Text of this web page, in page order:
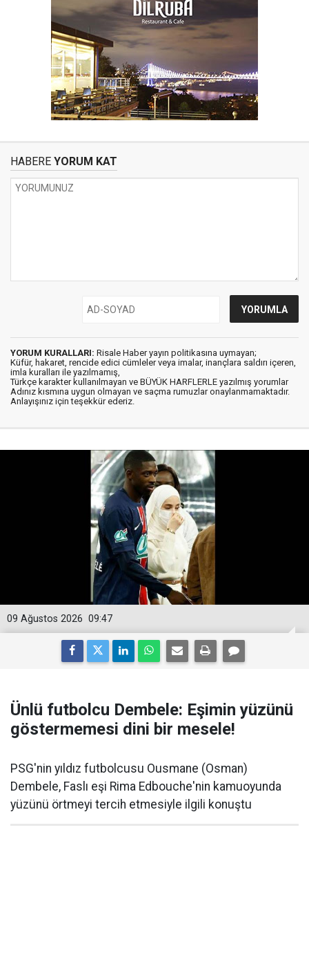
HABERE YORUM KAT
YORUM KURALLARI: Risale Haber yayın politikasına uymayan;
Küfür, hakaret, rencide edici cümleler veya imalar, inançlara saldırı içeren,
imla kuralları ile yazılmamış,
Türkçe karakter kullanılmayan ve BÜYÜK HARFLERLE yazılmış yorumlar
Adınız kısmına uygun olmayan ve saçma rumuzlar onaylanmamaktadır.
Anlayışınız için teşekkür ederiz.
09:47
09 Ağustos 2026
Ünlü futbolcu Dembele: Eşimin yüzünü
göstermemesi dini bir mesele!
PSG'nin yıldız futbolcusu Ousmane (Osman)
Dembele, Faslı eşi Rima Edbouche'nin kamuoyunda
yüzünü örtmeyi tercih etmesiyle ilgili konuştu